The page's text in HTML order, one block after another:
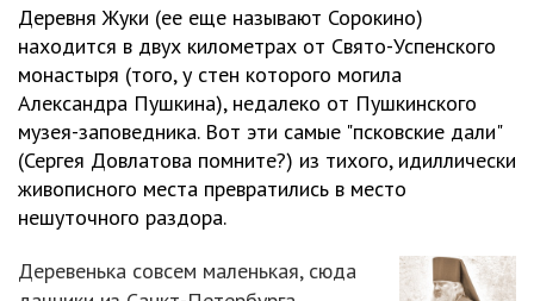
Деревня Жуки (ее еще называют Сорокино)
находится в двух километрах от Свято-Успенского
монастыря (того, у стен которого могила
Александра Пушкина), недалеко от Пушкинского
музея-заповедника. Вот эти самые "псковские дали"
(Сергея Довлатова помните?) из тихого, идиллически
живописного места превратились в место
нешуточного раздора.
Деревенька совсем маленькая, сюда